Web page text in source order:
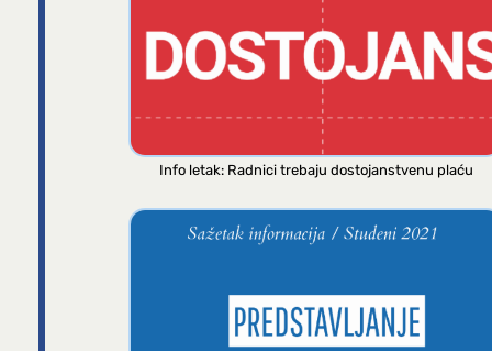
Info letak: Radnici trebaju dostojanstvenu plaću